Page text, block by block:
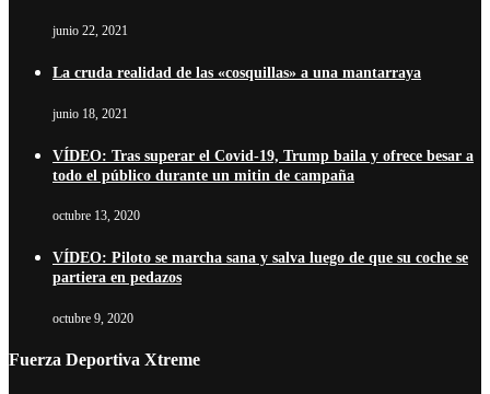
junio 22, 2021
La cruda realidad de las «cosquillas» a una mantarraya
junio 18, 2021
VÍDEO: Tras superar el Covid-19, Trump baila y ofrece besar a
todo el público durante un mitin de campaña
octubre 13, 2020
VÍDEO: Piloto se marcha sana y salva luego de que su coche se
partiera en pedazos
octubre 9, 2020
Fuerza Deportiva Xtreme